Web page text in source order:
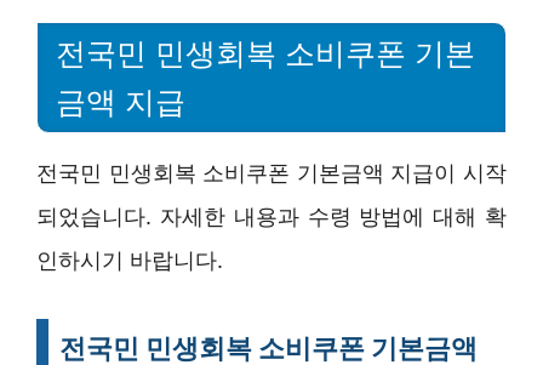
전국민 민생회복 소비쿠폰 기본
금액 지급
전국민 민생회복 소비쿠폰 기본금액 지급이 시작
되었습니다. 자세한 내용과 수령 방법에 대해 확
인하시기 바랍니다.
전국민 민생회복 소비쿠폰 기본금액